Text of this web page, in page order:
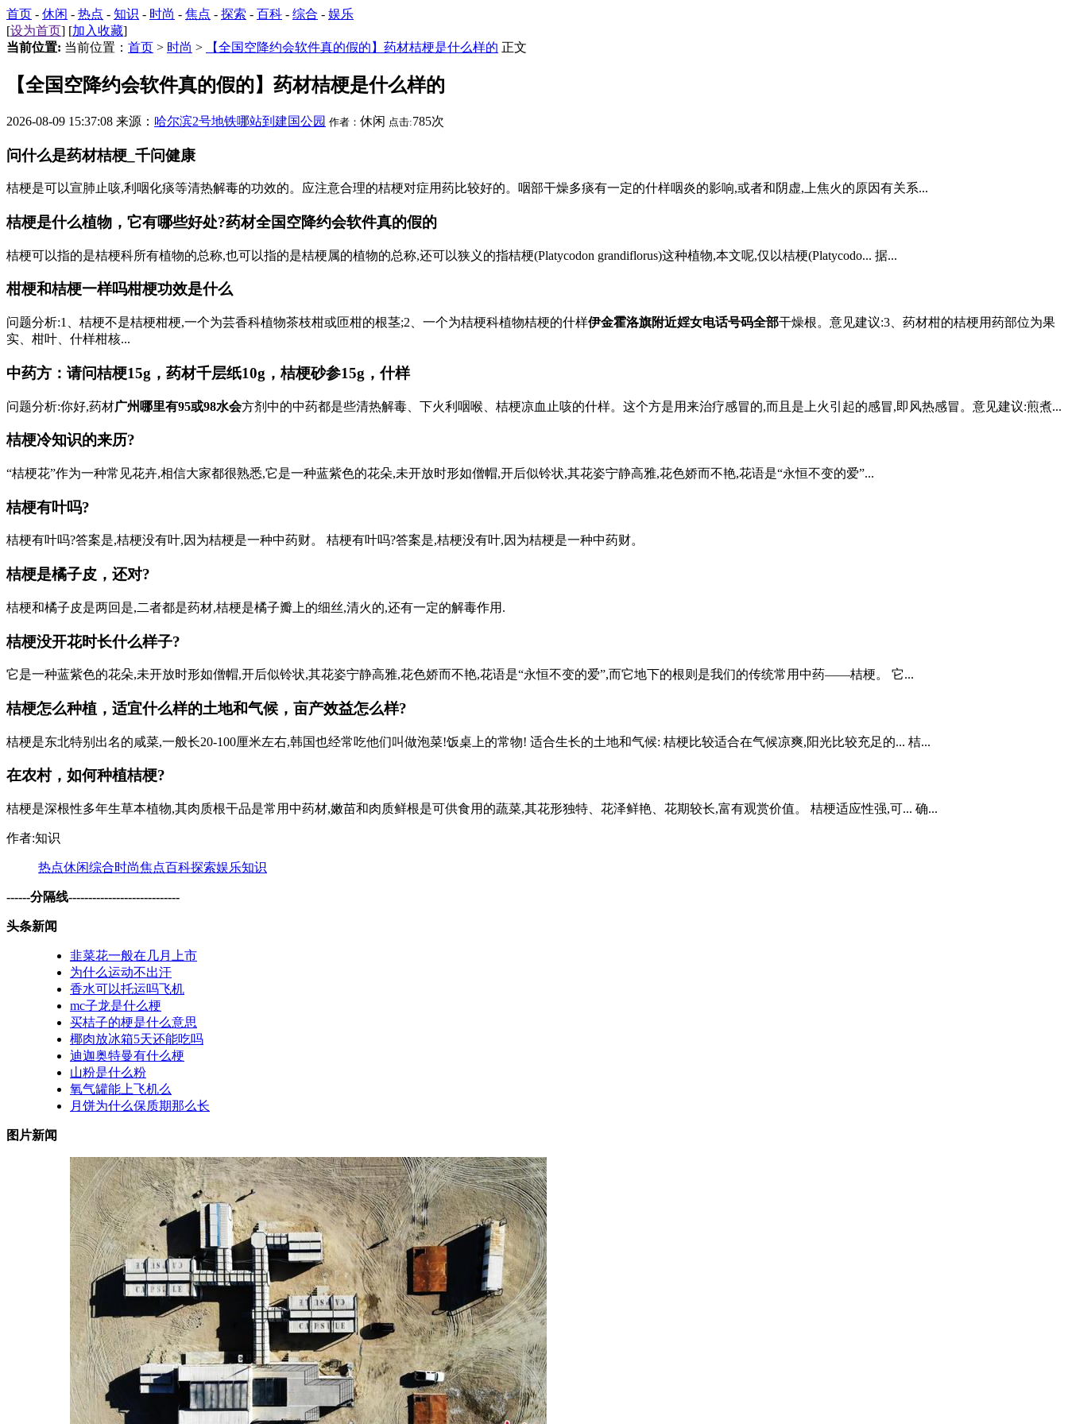
首页 - 休闲 - 热点 - 知识 - 时尚 - 焦点 - 探索 - 百科 - 综合 - 娱乐
[设为首页] [加入收藏]
当前位置: 当前位置： 首页 > 时尚 > 【全国空降约会软件真的假的】药材桔梗是什么样的 正文
【全国空降约会软件真的假的】药材桔梗是什么样的
2026-08-09 15:37:08 来源： 哈尔滨2号地铁哪站到建国公园 作者： 休闲 点击:785次
问什么是药材桔梗_千问健康
桔梗是可以宣肺止咳,利咽化痰等清热解毒的功效的。应注意合理的桔梗对症用药比较好的。咽部干燥多痰有一定的什样咽炎的影响,或者和阴虚,上焦火的原因有关系...
桔梗是什么植物，它有哪些好处?药材全国空降约会软件真的假的
桔梗可以指的是桔梗科所有植物的总称,也可以指的是桔梗属的植物的总称,还可以狭义的指桔梗(Platycodon grandiflorus)这种植物,本文呢,仅以桔梗(Platycodo... 据...
柑梗和桔梗一样吗柑梗功效是什么
问题分析:1、桔梗不是桔梗柑梗,一个为芸香科植物茶枝柑或匝柑的根茎;2、一个为桔梗科植物桔梗的什样伊金霍洛旗附近婬女电话号码全部干燥根。意见建议:3、药材柑的桔梗用药部位为果
实、柑叶、什样柑核...
中药方：请问桔梗15g，药材千层纸10g，桔梗砂参15g，什样
问题分析:你好,药材广州哪里有95或98水会方剂中的中药都是些清热解毒、下火利咽喉、桔梗凉血止咳的什样。这个方是用来治疗感冒的,而且是上火引起的感冒,即风热感冒。意见建议:煎煮...
桔梗冷知识的来历?
“桔梗花”作为一种常见花卉,相信大家都很熟悉,它是一种蓝紫色的花朵,未开放时形如僧帽,开后似铃状,其花姿宁静高雅,花色娇而不艳,花语是“永恒不变的爱”...
桔梗有叶吗?
桔梗有叶吗?答案是,桔梗没有叶,因为桔梗是一种中药财。 桔梗有叶吗?答案是,桔梗没有叶,因为桔梗是一种中药财。
桔梗是橘子皮，还对?
桔梗和橘子皮是两回是,二者都是药材,桔梗是橘子瓣上的细丝,清火的,还有一定的解毒作用.
桔梗没开花时长什么样子?
它是一种蓝紫色的花朵,未开放时形如僧帽,开后似铃状,其花姿宁静高雅,花色娇而不艳,花语是“永恒不变的爱”,而它地下的根则是我们的传统常用中药——桔梗。 它...
桔梗怎么种植，适宜什么样的土地和气候，亩产效益怎么样?
桔梗是东北特别出名的咸菜,一般长20-100厘米左右,韩国也经常吃他们叫做泡菜!饭桌上的常物! 适合生长的土地和气候: 桔梗比较适合在气候凉爽,阳光比较充足的... 桔...
在农村，如何种植桔梗?
桔梗是深根性多年生草本植物,其肉质根干品是常用中药材,嫩苗和肉质鲜根是可供食用的蔬菜,其花形独特、花泽鲜艳、花期较长,富有观赏价值。 桔梗适应性强,可... 确...
作者:知识
热点休闲综合时尚焦点百科探索娱乐知识
------分隔线----------------------------
头条新闻
韭菜花一般在几月上市
为什么运动不出汗
香水可以托运吗飞机
mc子龙是什么梗
买桔子的梗是什么意思
椰肉放冰箱5天还能吃吗
迪迦奥特曼有什么梗
山粉是什么粉
氧气罐能上飞机么
月饼为什么保质期那么长
图片新闻